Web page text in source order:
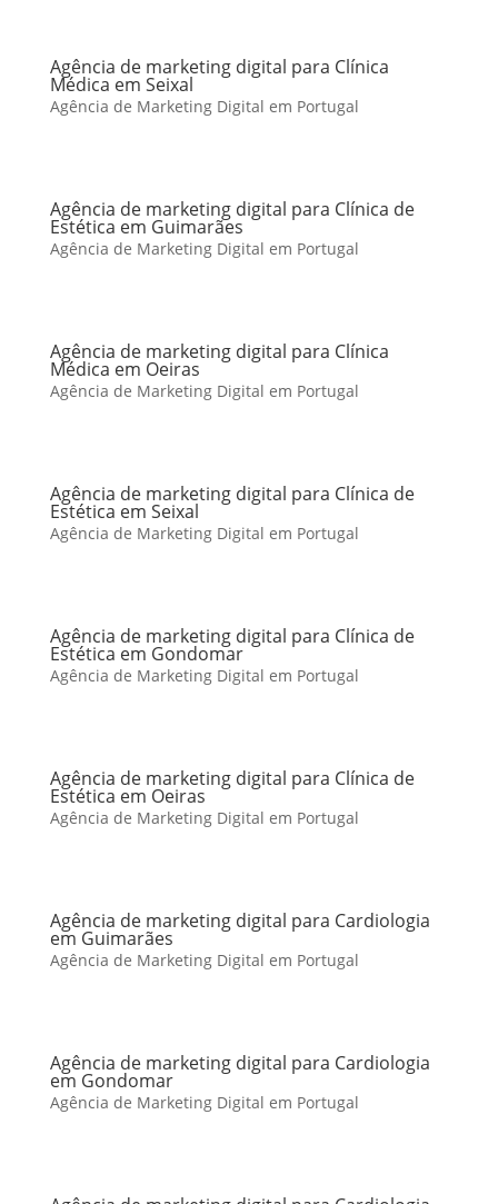
Agência de marketing digital para Clínica
Médica em Seixal
Agência de Marketing Digital em Portugal
Agência de marketing digital para Clínica de
Estética em Guimarães
Agência de Marketing Digital em Portugal
Agência de marketing digital para Clínica
Médica em Oeiras
Agência de Marketing Digital em Portugal
Agência de marketing digital para Clínica de
Estética em Seixal
Agência de Marketing Digital em Portugal
Agência de marketing digital para Clínica de
Estética em Gondomar
Agência de Marketing Digital em Portugal
Agência de marketing digital para Clínica de
Estética em Oeiras
Agência de Marketing Digital em Portugal
Agência de marketing digital para Cardiologia
em Guimarães
Agência de Marketing Digital em Portugal
Agência de marketing digital para Cardiologia
em Gondomar
Agência de Marketing Digital em Portugal